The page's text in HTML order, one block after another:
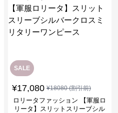
SALE
¥17,080 ¥18080(割引前)
ロリータファッション 【軍服ロ
リータ】スリットスリーブシル